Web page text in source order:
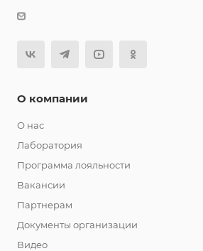
О компании
О нас
Лаборатория
Программа лояльности
Вакансии
Партнерам
Документы организации
Видео